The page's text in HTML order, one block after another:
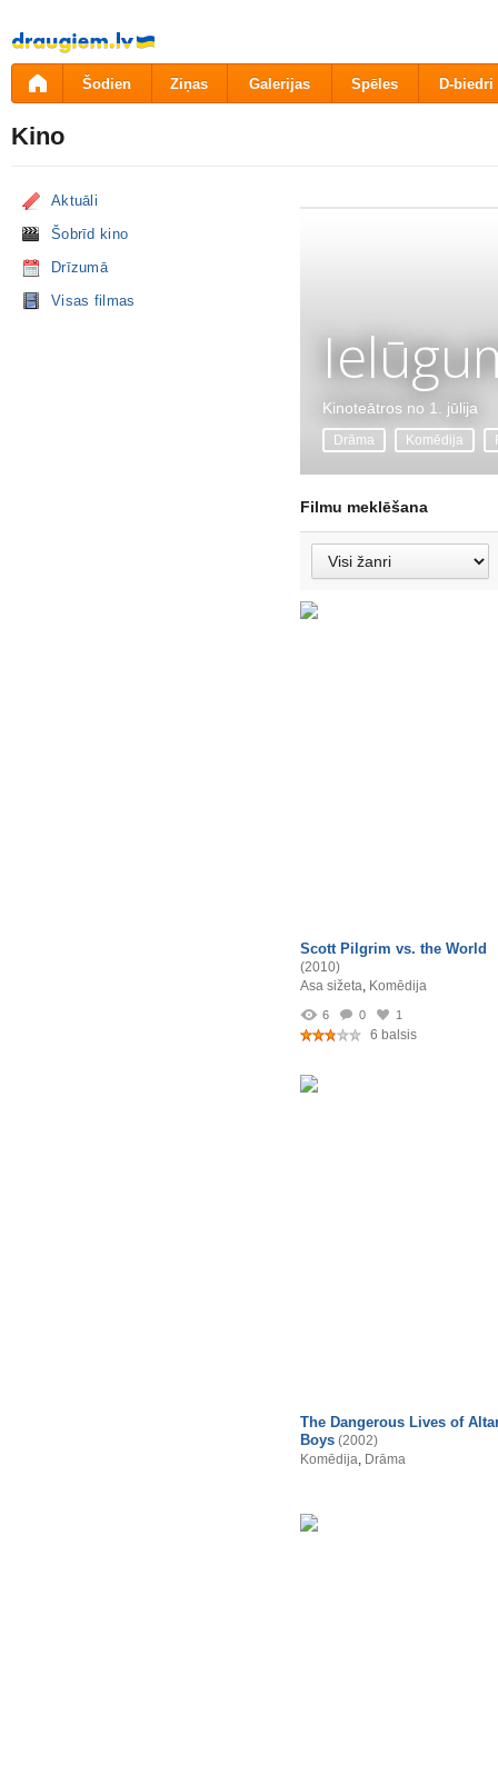
Pāriet
uz
saturu
Šodien Ziņas Galerijas Spēles D-biedri
Kino
Aktuāli
Šobrīd kino
Drīzumā
Visas filmas
Kinoteātros no 1. jūlija
Drāma Komēdija
Filmu meklēšana
Scott Pilgrim vs. the World
(2010)
Asa sižeta, Komēdija
6 0 1
6 balsis
The Dangerous Lives of
Boys (2002)
Komēdija, Drāma